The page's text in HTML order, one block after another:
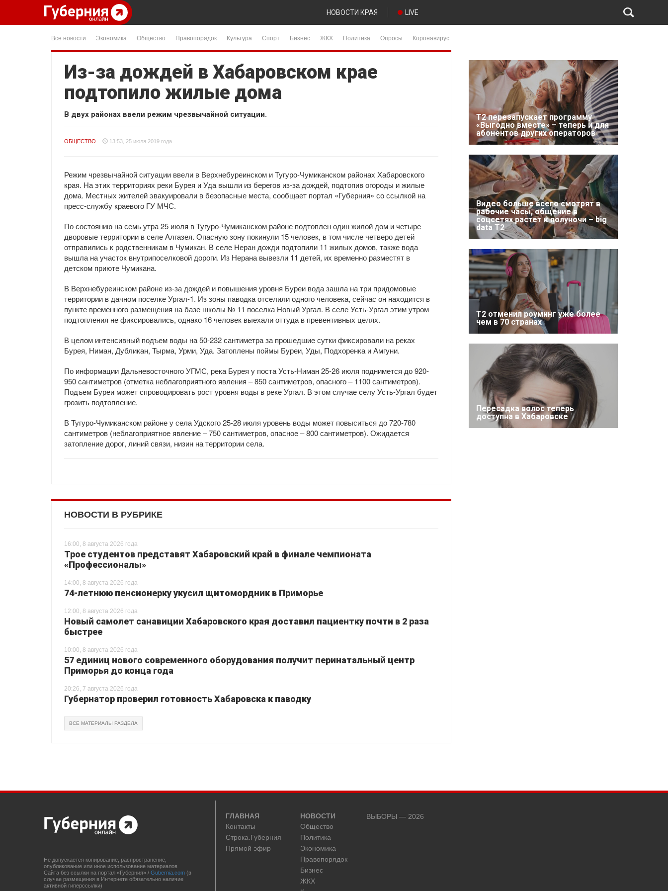
НОВОСТИ КРАЯ LIVE
Все новости Экономика Общество Правопорядок Культура Спорт Бизнес ЖКХ Политика Опросы Коронавирус
Из-за дождей в Хабаровском крае
подтопило жилые дома
В двух районах ввели режим чрезвычайной ситуации.
ОБЩЕСТВО 13:53, 25 июля 2019 года
Режим чрезвычайной ситуации ввели в Верхнебуреинском и Тугуро-Чумиканском районах Хабаровского
края. На этих территориях реки Бурея и Уда вышли из берегов из-за дождей, подтопив огороды и жилые
дома. Местных жителей эвакуировали в безопасные места, сообщает портал «Губерния» со ссылкой на
пресс-службу краевого ГУ МЧС.
По состоянию на семь утра 25 июля в Тугуро-Чумиканском районе подтоплен один жилой дом и четыре
дворовые территории в селе Алгазея. Опасную зону покинули 15 человек, в том числе четверо детей
отправились к родственникам в Чумикан. В селе Неран дожди подтопили 11 жилых домов, также вода
вышла на участок внутрипоселковой дороги. Из Нерана вывезли 11 детей, их временно разместят в
детском приюте Чумикана.
В Верхнебуреинском районе из-за дождей и повышения уровня Буреи вода зашла на три придомовые
территории в дачном поселке Ургал-1. Из зоны паводка отселили одного человека, сейчас он находится в
пункте временного размещения на базе школы № 11 поселка Новый Ургал. В селе Усть-Ургал этим утром
подтопления не фиксировались, однако 16 человек выехали оттуда в превентивных целях.
В целом интенсивный подъем воды на 50-232 сантиметра за прошедшие сутки фиксировали на реках
Бурея, Ниман, Дубликан, Тырма, Урми, Уда. Затоплены поймы Буреи, Уды, Подхоренка и Амгуни.
По информации Дальневосточного УГМС, река Бурея у поста Усть-Ниман 25-26 июля поднимется до 920-
950 сантиметров (отметка неблагоприятного явления – 850 сантиметров, опасного – 1100 сантиметров).
Подъем Буреи может спровоцировать рост уровня воды в реке Ургал. В этом случае селу Усть-Ургал будет
грозить подтопление.
В Тугуро-Чумиканском районе у села Удского 25-28 июля уровень воды может повыситься до 720-780
сантиметров (неблагоприятное явление – 750 сантиметров, опасное – 800 сантиметров). Ожидается
затопление дорог, линий связи, низин на территории села.
НОВОСТИ В РУБРИКЕ
16:00, 8 августа 2026 года
Трое студентов представят Хабаровский край в финале чемпионата
«Профессионалы»
14:00, 8 августа 2026 года
74-летнюю пенсионерку укусил щитомордник в Приморье
12:00, 8 августа 2026 года
Новый самолет санавиции Хабаровского края доставил пациентку почти в 2 раза
быстрее
10:00, 8 августа 2026 года
57 единиц нового современного оборудования получит перинатальный центр
Приморья до конца года
20:26, 7 августа 2026 года
Губернатор проверил готовность Хабаровска к паводку
ВСЕ МАТЕРИАЛЫ РАЗДЕЛА
Т2 перезапускает программу
«Выгодно вместе» – теперь и для
абонентов других операторов
Видео больше всего смотрят в
рабочие часы, общение в
соцсетях растет к полуночи – big
data T2
Т2 отменил роуминг уже более
чем в 70 странах
Пересадка волос теперь
доступна в Хабаровске
Не допускается копирование, распространение,
опубликование или иное использование материалов
Сайта без ссылки на портал «Губерния» / Gubernia.com (в
случае размещения в Интернете обязательно наличие
активной гиперссылки)
ГЛАВНАЯ
Контакты
Строка.Губерния
Прямой эфир
НОВОСТИ
Общество
Политика
Экономика
Правопорядок
Бизнес
ЖКХ
ВЫБОРЫ — 2026